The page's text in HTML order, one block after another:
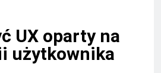
UX oparty na
użytkownika